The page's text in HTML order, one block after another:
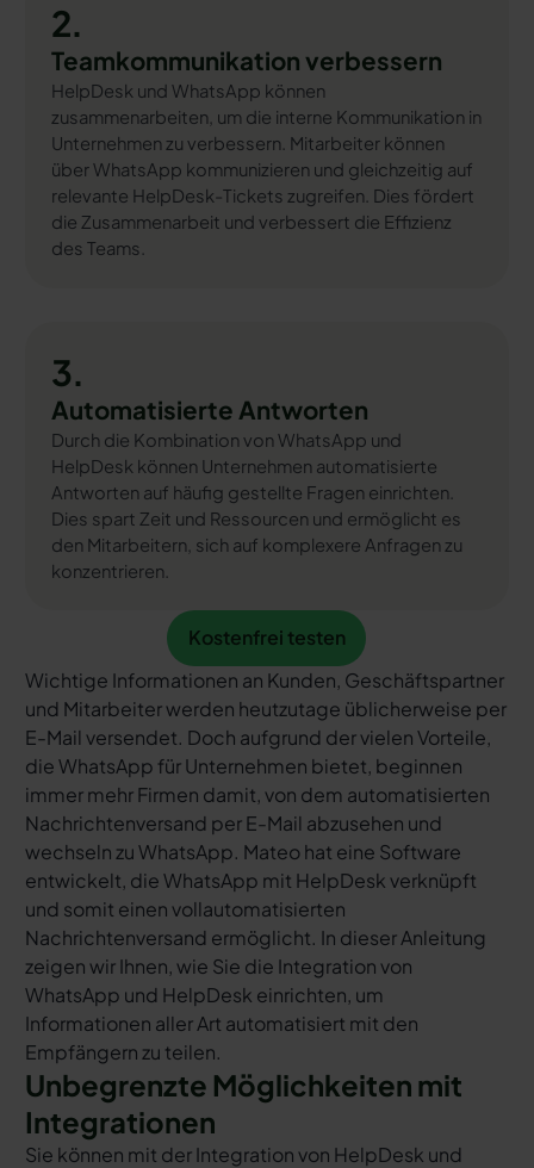
2.
Teamkommunikation verbessern
HelpDesk und WhatsApp können
zusammenarbeiten, um die interne Kommunikation in
Unternehmen zu verbessern. Mitarbeiter können
über WhatsApp kommunizieren und gleichzeitig auf
relevante HelpDesk-Tickets zugreifen. Dies fördert
die Zusammenarbeit und verbessert die Effizienz
des Teams.
3.
Automatisierte Antworten
Durch die Kombination von WhatsApp und
HelpDesk können Unternehmen automatisierte
Antworten auf häufig gestellte Fragen einrichten.
Dies spart Zeit und Ressourcen und ermöglicht es
den Mitarbeitern, sich auf komplexere Anfragen zu
konzentrieren.
Kostenfrei testen
Kostenfrei testen
Wichtige Informationen an Kunden, Geschäftspartner
und Mitarbeiter werden heutzutage üblicherweise per
E-Mail versendet. Doch aufgrund der vielen Vorteile,
die WhatsApp für Unternehmen bietet, beginnen
immer mehr Firmen damit, von dem automatisierten
Nachrichtenversand per E-Mail abzusehen und
wechseln zu WhatsApp. Mateo hat eine Software
entwickelt, die WhatsApp mit HelpDesk verknüpft
und somit einen vollautomatisierten
Nachrichtenversand ermöglicht. In dieser Anleitung
zeigen wir Ihnen, wie Sie die Integration von
WhatsApp und HelpDesk einrichten, um
Informationen aller Art automatisiert mit den
Empfängern zu teilen.
Unbegrenzte Möglichkeiten mit
Integrationen
Sie können mit der Integration von HelpDesk und